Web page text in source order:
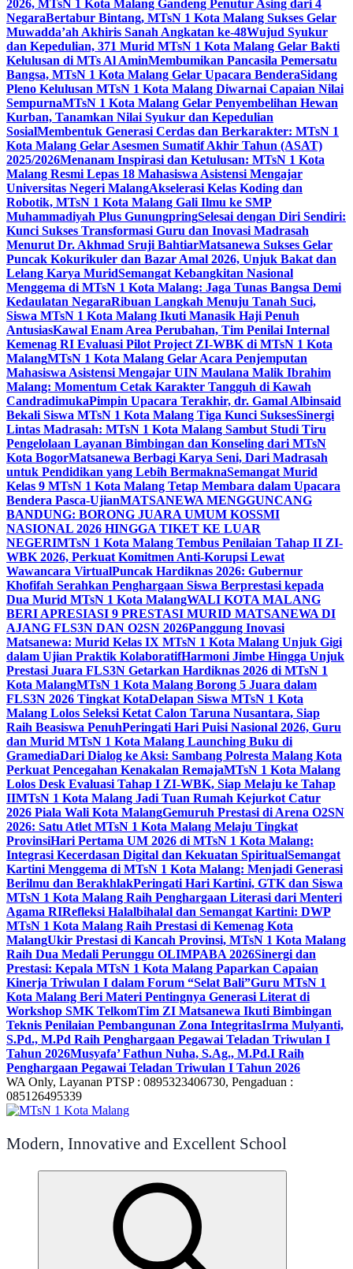
2026, MTsN 1 Kota Malang Gandeng Penutur Asing dari 4
NegaraBertabur Bintang, MTsN 1 Kota Malang Sukses Gelar
Muwadda’ah Akhiris Sanah Angkatan ke-48Wujud Syukur
dan Kepedulian, 371 Murid MTsN 1 Kota Malang Gelar Bakti
Kelulusan di MTs Al AminMembumikan Pancasila Pemersatu
Bangsa, MTsN 1 Kota Malang Gelar Upacara BenderaSidang
Pleno Kelulusan MTsN 1 Kota Malang Diwarnai Capaian Nilai
SempurnaMTsN 1 Kota Malang Gelar Penyembelihan Hewan
Kurban, Tanamkan Nilai Syukur dan Kepedulian
SosialMembentuk Generasi Cerdas dan Berkarakter: MTsN 1
Kota Malang Gelar Asesmen Sumatif Akhir Tahun (ASAT)
2025/2026Menanam Inspirasi dan Ketulusan: MTsN 1 Kota
Malang Resmi Lepas 18 Mahasiswa Asistensi Mengajar
Universitas Negeri MalangAkselerasi Kelas Koding dan
Robotik, MTsN 1 Kota Malang Gali Ilmu ke SMP
Muhammadiyah Plus GunungpringSelesai dengan Diri Sendiri:
Kunci Sukses Transformasi Guru dan Inovasi Madrasah
Menurut Dr. Akhmad Sruji BahtiarMatsanewa Sukses Gelar
Puncak Kokurikuler dan Bazar Amal 2026, Unjuk Bakat dan
Lelang Karya MuridSemangat Kebangkitan Nasional
Menggema di MTsN 1 Kota Malang: Jaga Tunas Bangsa Demi
Kedaulatan NegaraRibuan Langkah Menuju Tanah Suci,
Siswa MTsN 1 Kota Malang Ikuti Manasik Haji Penuh
AntusiasKawal Enam Area Perubahan, Tim Penilai Internal
Kemenag RI Evaluasi Pilot Project ZI-WBK di MTsN 1 Kota
MalangMTsN 1 Kota Malang Gelar Acara Penjemputan
Mahasiswa Asistensi Mengajar UIN Maulana Malik Ibrahim
Malang: Momentum Cetak Karakter Tangguh di Kawah
CandradimukaPimpin Upacara Terakhir, dr. Gamal Albinsaid
Bekali Siswa MTsN 1 Kota Malang Tiga Kunci SuksesSinergi
Lintas Madrasah: MTsN 1 Kota Malang Sambut Studi Tiru
Pengelolaan Layanan Bimbingan dan Konseling dari MTsN
Kota BogorMatsanewa Berbagi Karya Seni, Dari Madrasah
untuk Pendidikan yang Lebih BermaknaSemangat Murid
Kelas 9 MTsN 1 Kota Malang Tetap Membara dalam Upacara
Bendera Pasca-UjianMATSANEWA MENGGUNCANG
BANDUNG: BORONG JUARA UMUM KOSSMI
NASIONAL 2026 HINGGA TIKET KE LUAR
NEGERIMTsN 1 Kota Malang Tembus Penilaian Tahap II ZI-
WBK 2026, Perkuat Komitmen Anti-Korupsi Lewat
Wawancara VirtualPuncak Hardiknas 2026: Gubernur
Khofifah Serahkan Penghargaan Siswa Berprestasi kepada
Dua Murid MTsN 1 Kota MalangWALI KOTA MALANG
BERI APRESIASI 9 PRESTASI MURID MATSANEWA DI
AJANG FLS3N DAN O2SN 2026Panggung Inovasi
Matsanewa: Murid Kelas IX MTsN 1 Kota Malang Unjuk Gigi
dalam Ujian Praktik KolaboratifHarmoni Jimbe Hingga Unjuk
Prestasi Juara FLS3N Getarkan Hardiknas 2026 di MTsN 1
Kota MalangMTsN 1 Kota Malang Borong 5 Juara dalam
FLS3N 2026 Tingkat KotaDelapan Siswa MTsN 1 Kota
Malang Lolos Seleksi Ketat Calon Taruna Nusantara, Siap
Raih Beasiswa PenuhPeringati Hari Puisi Nasional 2026, Guru
dan Murid MTsN 1 Kota Malang Launching Buku di
GramediaDari Dialog ke Aksi: Sambang Polresta Malang Kota
Perkuat Pencegahan Kenakalan RemajaMTsN 1 Kota Malang
Lolos Desk Evaluasi Tahap I ZI-WBK, Siap Melaju ke Tahap
IIMTsN 1 Kota Malang Jadi Tuan Rumah Kejurkot Catur
2026 Piala Wali Kota MalangGemuruh Prestasi di Arena O2SN
2026: Satu Atlet MTsN 1 Kota Malang Melaju Tingkat
ProvinsiHari Pertama UM 2026 di MTsN 1 Kota Malang:
Integrasi Kecerdasan Digital dan Kekuatan SpiritualSemangat
Kartini Menggema di MTsN 1 Kota Malang: Menjadi Generasi
Berilmu dan BerakhlakPeringati Hari Kartini, GTK dan Siswa
MTsN 1 Kota Malang Raih Penghargaan Literasi dari Menteri
Agama RIRefleksi Halalbihalal dan Semangat Kartini: DWP
MTsN 1 Kota Malang Raih Prestasi di Kemenag Kota
MalangUkir Prestasi di Kancah Provinsi, MTsN 1 Kota Malang
Raih Dua Medali Perunggu OLIMPABA 2026Sinergi dan
Prestasi: Kepala MTsN 1 Kota Malang Paparkan Capaian
Kinerja Triwulan I dalam Forum “Selat Bali”Guru MTsN 1
Kota Malang Beri Materi Pentingnya Generasi Literat di
Workshop SMK TelkomTim ZI Matsanewa Ikuti Bimbingan
Teknis Penilaian Pembangunan Zona IntegritasIrma Mulyanti,
S.Pd., M.Pd Raih Penghargaan Pegawai Teladan Triwulan I
Tahun 2026Musyafa’ Fathun Nuha, S.Ag., M.Pd.I Raih
Penghargaan Pegawai Teladan Triwulan I Tahun 2026
WA Only, Layanan PTSP : 0895323406730, Pengaduan :
085126495339
Modern, Innovative and Excellent School